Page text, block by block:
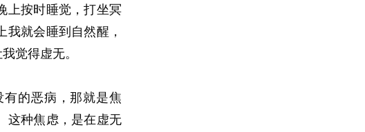
上按时睡觉，打坐冥
就会睡到自然醒，
觉得虚无。
的恶病，那就是焦
这种焦虑，是在虚无